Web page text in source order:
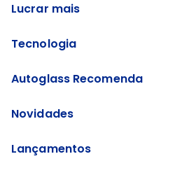
Lucrar mais
Tecnologia
Autoglass Recomenda
Novidades
Lançamentos